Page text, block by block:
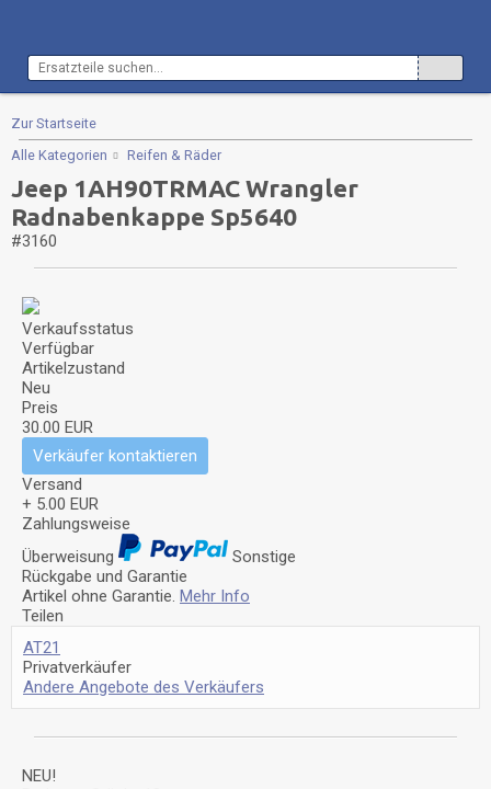
Zur Startseite
Alle Kategorien
Reifen & Räder
Jeep 1AH90TRMAC Wrangler
Radnabenkappe Sp5640
#3160
Verkaufsstatus
Verfügbar
Artikelzustand
Neu
Preis
30.00 EUR
Verkäufer kontaktieren
Versand
+ 5.00 EUR
Zahlungsweise
Überweisung
Sonstige
Rückgabe und Garantie
Artikel ohne Garantie. Mehr Info
Teilen
AT21
Privatverkäufer
Andere Angebote des Verkäufers
NEU!